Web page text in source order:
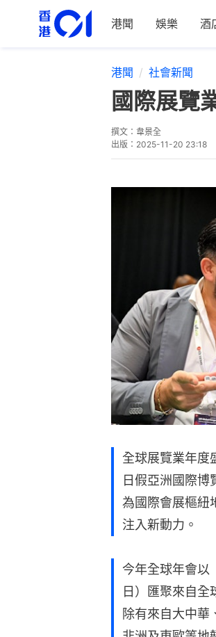
港聞 娛樂 酒
港聞 社會新聞
國際展覽
撰文： 韋景全
出版： 2025-11-20 23:18
全球展覽業年
日假亞洲國際
為國際會展樞紐
注入新動力。
今年全球年會以
日）匯聚來自全
除有來自大中華